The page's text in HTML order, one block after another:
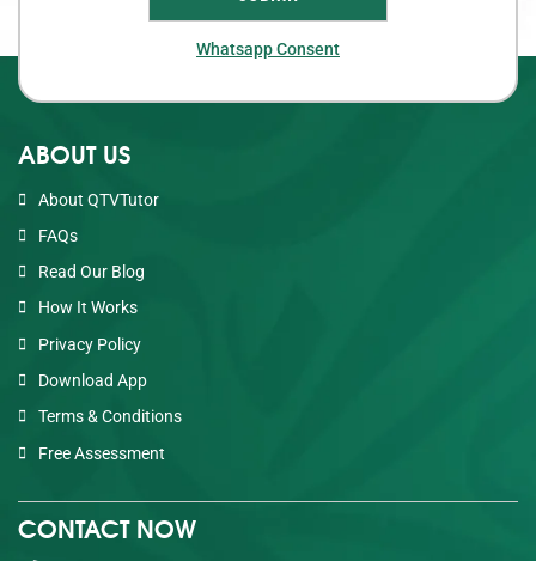
Whatsapp Consent
ABOUT US
About QTVTutor
FAQs
Read Our Blog
How It Works
Privacy Policy
Download App
Terms & Conditions
Free Assessment
CONTACT NOW